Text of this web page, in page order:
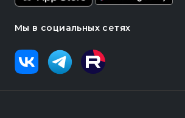
Мы в социальных сетях